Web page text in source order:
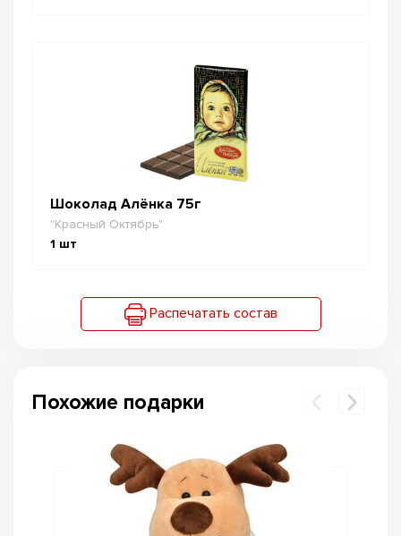
Шоколад Алёнка 75г
"Красный Октябрь"
1 шт
Распечатать состав
Похожие подарки